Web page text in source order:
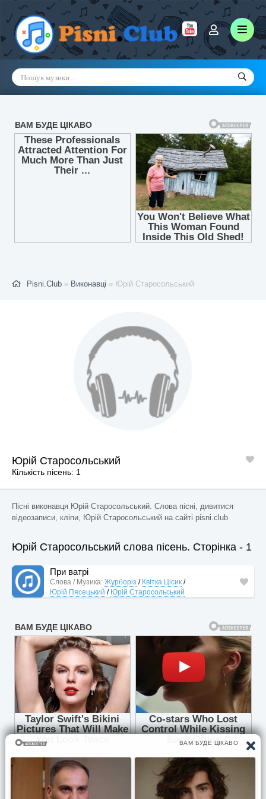
Pisni.Club » Виконавці » Юрій Старосольський
Юрій Старосольський
Кількість пісень: 1
Пісні виконавця Юрій Старосольський. Слова пісні, дивитися
відеозаписи, кліпи, Юрій Старосольський на сайті pisni.club
Юрій Старосольський слова пісень. Сторінка - 1
При ватрі
Слова / Музика: Журборіз / Квітка Цісик /
Юрій Пясецький / Юрій Старосольський